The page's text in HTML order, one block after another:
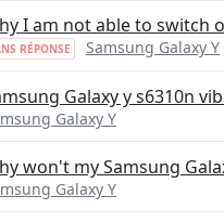
I am not able to switch
RÉPONSE Samsung Galaxy Y
Galaxy y s6310n
Galaxy Y
won't my Samsung
Galaxy Y